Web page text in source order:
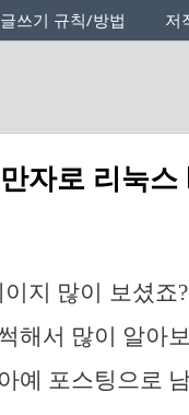
글쓰기 규칙/방법 저
자로 리눅
이지 많이 보셨죠
해서 많이 알아
예 포스팅으로